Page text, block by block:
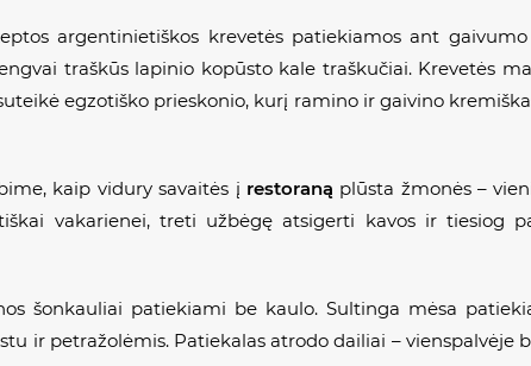
argentinietiškos krevetės patiekiamos ant
traškūs lapinio kopūsto kale traškučiai. Krevetės
egzotiško prieskonio, kurį ramino ir gaivino
kaip vidury savaitės į restoraną plūsta žmonės –
vakarienei, treti užbėgę atsigerti kavos ir tiesiog
šonkauliai patiekiami be kaulo. Sultinga mėsa
ir petražolėmis. Patiekalas atrodo dailiai – vienspalvėje